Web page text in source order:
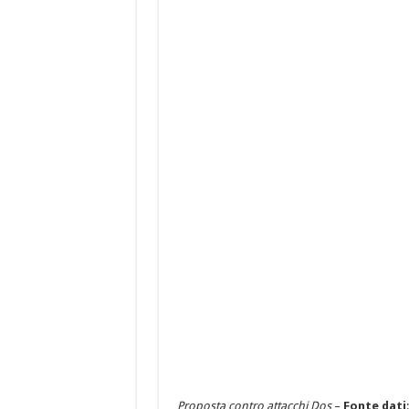
Proposta contro attacchi Dos– Fonte dati